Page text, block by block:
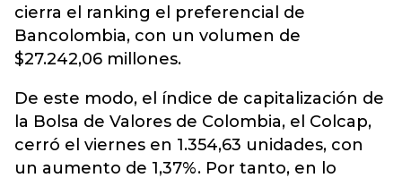
cierra el ranking el preferencial de
Bancolombia, con un volumen de
$27.242,06 millones.
De este modo, el índice de capitalización de
la Bolsa de Valores de Colombia, el Colcap,
cerró el viernes en 1.354,63 unidades, con
un aumento de 1,37%. Por tanto, en lo